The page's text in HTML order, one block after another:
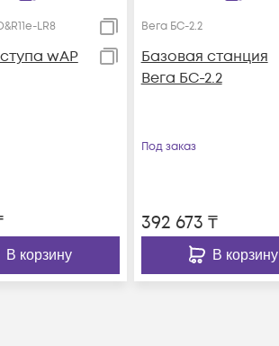
LR8
wAP
В корзину
Вега БС-2.2
Базовая станция
Вега БС-2.2
Под заказ
392 673 ₸
В корзину